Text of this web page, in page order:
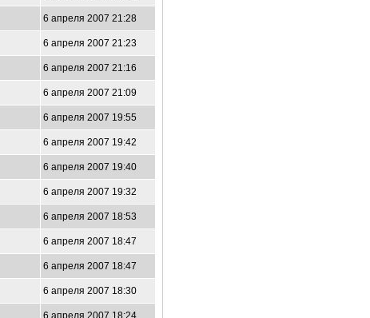
6 апреля 2007 21:28
6 апреля 2007 21:23
6 апреля 2007 21:16
6 апреля 2007 21:09
6 апреля 2007 19:55
6 апреля 2007 19:42
6 апреля 2007 19:40
6 апреля 2007 19:32
6 апреля 2007 18:53
6 апреля 2007 18:47
6 апреля 2007 18:47
6 апреля 2007 18:30
6 апреля 2007 18:24